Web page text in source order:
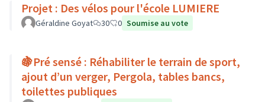
Projet : Des vélos pour l'école LUMIERE
Géraldine Goyat 30 0 Soumise au vote
🍇Pré sensé : Réhabiliter le terrain de sport,
ajout d’un verger, Pergola, tables bancs,
toilettes publiques